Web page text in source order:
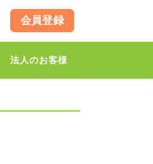
会員登録
法人のお客様